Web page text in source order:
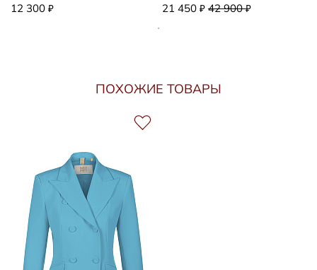
12 300 ₽ 21 450 ₽ 42 900₽
ПОХОЖИЕ ТОВАРЫ